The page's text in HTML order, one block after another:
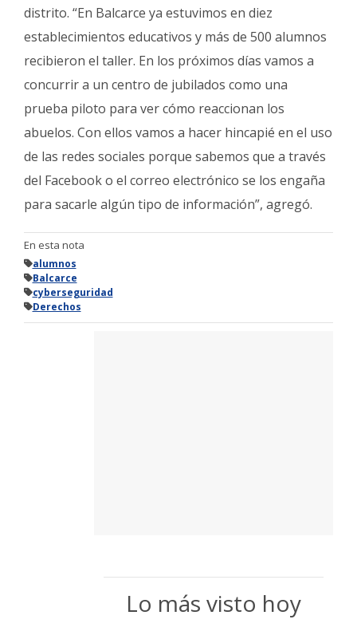
distrito. “En Balcarce ya estuvimos en diez
establecimientos educativos y más de 500 alumnos
recibieron el taller. En los próximos días vamos a
concurrir a un centro de jubilados como una
prueba piloto para ver cómo reaccionan los
abuelos. Con ellos vamos a hacer hincapié en el uso
de las redes sociales porque sabemos que a través
del Facebook o el correo electrónico se los engaña
para sacarle algún tipo de información”, agregó.
En esta nota
alumnos
Balcarce
cyberseguridad
Derechos
Lo más visto hoy